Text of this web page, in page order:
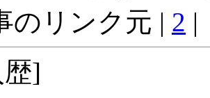
のリンク元 | 2 |
]